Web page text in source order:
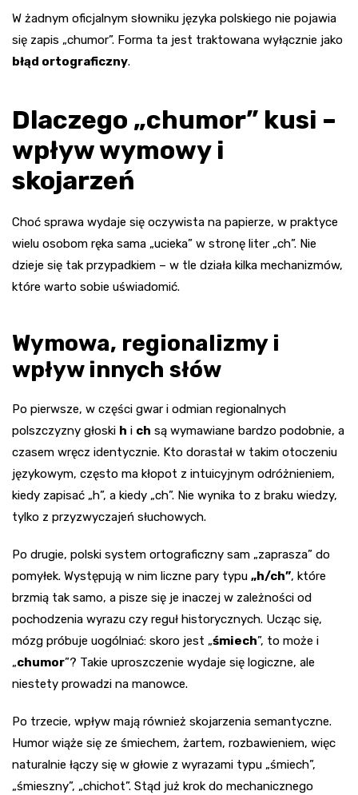
W żadnym oficjalnym słowniku języka polskiego nie pojawia
się zapis „chumor”. Forma ta jest traktowana wyłącznie jako
błąd ortograficzny.
Dlaczego „chumor” kusi –
wpływ wymowy i
skojarzeń
Choć sprawa wydaje się oczywista na papierze, w praktyce
wielu osobom ręka sama „ucieka” w stronę liter „ch”. Nie
dzieje się tak przypadkiem – w tle działa kilka mechanizmów,
które warto sobie uświadomić.
Wymowa, regionalizmy i
wpływ innych słów
Po pierwsze, w części gwar i odmian regionalnych
polszczyzny głoski h i ch są wymawiane bardzo podobnie, a
czasem wręcz identycznie. Kto dorastał w takim otoczeniu
językowym, często ma kłopot z intuicyjnym odróżnieniem,
kiedy zapisać „h”, a kiedy „ch”. Nie wynika to z braku wiedzy,
tylko z przyzwyczajeń słuchowych.
Po drugie, polski system ortograficzny sam „zaprasza” do
pomyłek. Występują w nim liczne pary typu „h/ch”, które
brzmią tak samo, a pisze się je inaczej w zależności od
pochodzenia wyrazu czy reguł historycznych. Ucząc się,
mózg próbuje uogólniać: skoro jest „śmiech”, to może i
„chumor”? Takie uproszczenie wydaje się logiczne, ale
niestety prowadzi na manowce.
Po trzecie, wpływ mają również skojarzenia semantyczne.
Humor wiąże się ze śmiechem, żartem, rozbawieniem, więc
naturalnie łączy się w głowie z wyrazami typu „śmiech”,
„śmieszny”, „chichot”. Stąd już krok do mechanicznego